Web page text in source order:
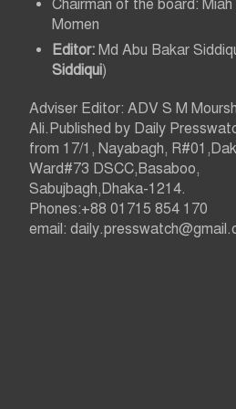
g
a
t
i
Chairman of the board: Miah
Momen
Editor: Md Abu Bakar
Siddiqui)
Adviser Editor: ADV S M
Ali.Published by Daily
from 17/1, Nayabagh,
Ward#73 DSCC,Basaboo,
Sabujbagh,Dhaka-1214.
Phones:+88 01715 854 170
email: